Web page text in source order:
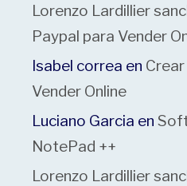
Lorenzo Lardillier
Paypal para Vender
Isabel correa en
Vender Online
Luciano Garcia en
NotePad ++
Lorenzo Lardillier